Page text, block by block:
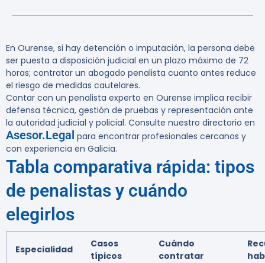
En Ourense, si hay detención o imputación, la persona debe
ser puesta a disposición judicial en un plazo máximo de 72
horas; contratar un abogado penalista cuanto antes reduce
el riesgo de medidas cautelares.
Contar con un penalista experto en Ourense implica recibir
defensa técnica, gestión de pruebas y representación ante
la autoridad judicial y policial. Consulte nuestro directorio en
Asesor.Legal para encontrar profesionales cercanos y
con experiencia en Galicia.
Tabla comparativa rápida: tipos
de penalistas y cuándo
elegirlos
Especialidad
Casos
típicos
Cuándo
contratar